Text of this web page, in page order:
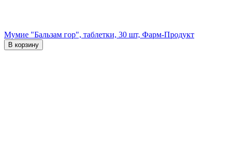
Мумие "Бальзам гор", таблетки, 30 шт, Фарм-Продукт
В корзину